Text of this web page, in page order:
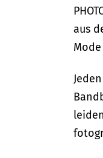
aus